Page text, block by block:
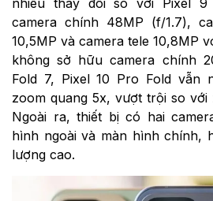
camera chính 48MP (f/1.7),
10,5MP và camera tele 10,8MP
không sở hữu camera chính
Fold 7, Pixel 10 Pro Fold vẫn
zoom quang 5x, vượt trội so với
Ngoài ra, thiết bị có hai
hình ngoài và màn hình chính,
lượng cao.